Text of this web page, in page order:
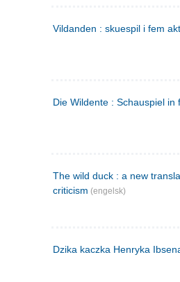
Vildanden : skuespil i fem
Die Wildente : Schauspiel in
The wild duck : a new
criticism (engelsk)
Dzika kaczka Henryka